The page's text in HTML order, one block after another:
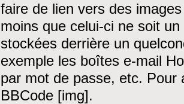
faire de lien vers des
moins que celui-ci ne soit
stockées derrière un
exemple les boîtes e-mail
par mot de passe, etc. Pour
BBCode [img].